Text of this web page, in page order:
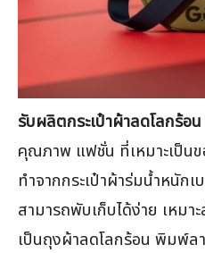
รับผลิตกระเป๋าผ้าลดโลกร้อ
คุณภาพ แฟชั่น ที่เหมาะเป็น
ทำจากกระเป๋าผ้าร่มน้ำหนัก
สามารถพับเก็บได้ง่าย เหม
เป็นถุงผ้าลดโลกร้อน พิมพ์ล